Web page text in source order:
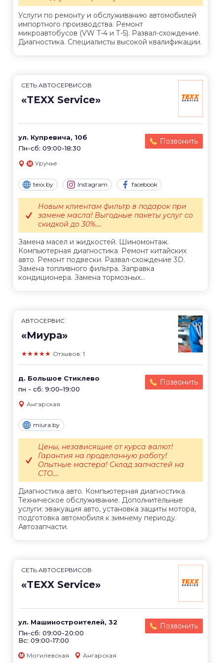
Услуги по ремонту и обслуживанию автомобилей
импортного производства. Ремонт
микроавтобусов (VW T-4 и Т-5). Развал-схождение.
Диагностика. Специалисты высокой квалификации.
СЕТЬ АВТОСЕРВИСОВ
«TEXX Service»
ул. Купревича, 10б
Пн-сб: 09:00-18:30
Позвонить
Уручье
texx.by Instagram facebook
Замена масел и жидкостей. Шиномонтаж.
Компьютерная диагностика. Ремонт китайских
авто. Ремонт подвески. Развал-схождение 3D.
Замена топливного фильтра. Заправка
кондиционера. Замена тормозных...
Новым клиентам фильтр в подарок при
замене масла! Выгодные пакеты услуг со
скидкой до 30%....
АВТОСЕРВИС
«Миура»
★★★★★ Отзывов: 1
д. Большое Стиклево
пн - сб: 9:00–19:00
Позвонить
Ангарская
miura.by
Диагностика авто. Компьютерная диагностика.
Техническое обслуживание. Дополнительные
услуги: эвакуация авто, установка защиты мотора,
подготовка автомобиля к зимнему периоду.
Автозапчасти.
Цены, независящие от курса валют!
Гарантия на проделанную работу!
Опытные мастера! Склад запчастей на
СТО....
СЕТЬ АВТОСЕРВИСОВ
«TEXX Service»
ул. Машиностроителей, 32
Пн-сб: 09:00-20:00
Вс: 09:00-17:00
Позвонить
Могилевская Ангарская